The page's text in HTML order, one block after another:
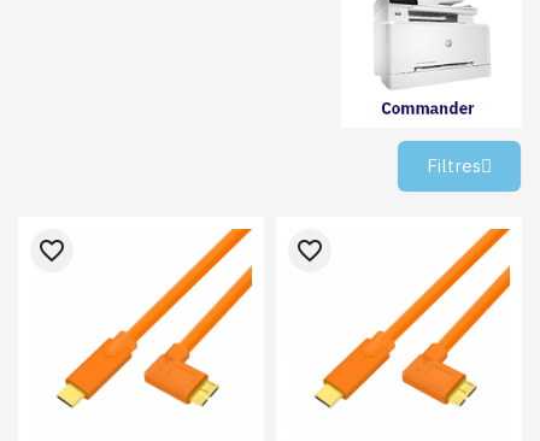
Filtres
favorite_border favorite_border